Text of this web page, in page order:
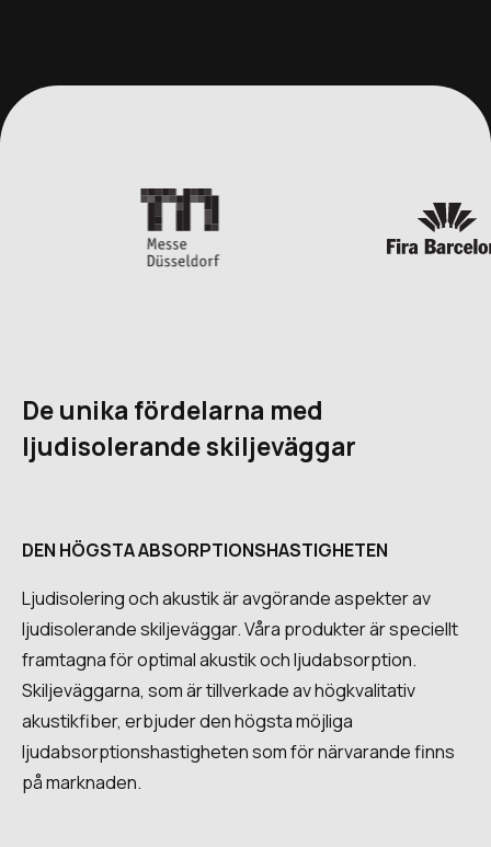
De unika fördelarna med
ljudisolerande skiljeväggar
DEN HÖGSTA ABSORPTIONSHASTIGHETEN
Ljudisolering och akustik är avgörande aspekter av
ljudisolerande skiljeväggar. Våra produkter är speciellt
framtagna för optimal akustik och ljudabsorption.
Skiljeväggarna, som är tillverkade av högkvalitativ
akustikfiber, erbjuder den högsta möjliga
ljudabsorptionshastigheten som för närvarande finns
på marknaden.